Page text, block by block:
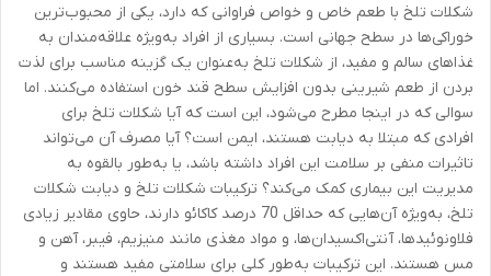
شکلات تلخ با طعم خاص و خواص فراوانی که دارد، یکی از محبوب‌ترین
خوراکی‌ها در سطح جهانی است. بسیاری از افراد به‌ویژه علاقه‌مندان به
غذاهای سالم و مفید، از شکلات تلخ به‌عنوان یک گزینه مناسب برای لذت
بردن از طعم شیرینی بدون افزایش سطح قند خون استفاده می‌کنند. اما
سوالی که در اینجا مطرح می‌شود، این است که آیا شکلات تلخ برای
افرادی که مبتلا به دیابت هستند، ایمن است؟ آیا مصرف آن می‌تواند
تاثیرات منفی بر سلامت این افراد داشته باشد، یا به‌طور بالقوه به
مدیریت این بیماری کمک می‌کند؟ ترکیبات شکلات تلخ و دیابت شکلات
تلخ، به‌ویژه آن‌هایی که حداقل 70 درصد کاکائو دارند، حاوی مقادیر زیادی
فلاونوئیدها، آنتی‌اکسیدان‌ها، و مواد مغذی مانند منیزیم، فیبر، آهن و
مس هستند. این ترکیبات به‌طور کلی برای سلامتی مفید هستند و